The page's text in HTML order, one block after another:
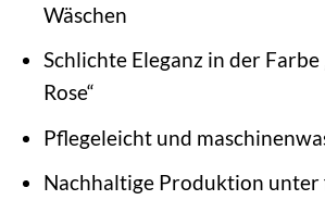
Wäschen
Schlichte Eleganz in der Farbe
Rose“
Pflegeleicht und
Nachhaltige Produktion unter